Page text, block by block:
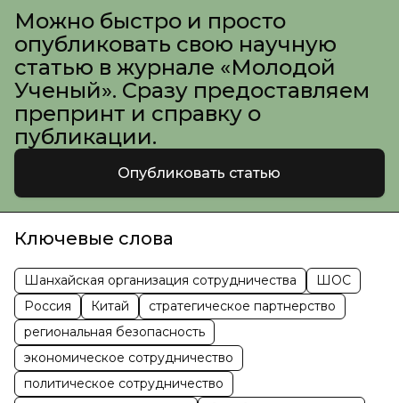
Можно быстро и просто
опубликовать свою научную
статью в журнале «Молодой
Ученый». Сразу предоставляем
препринт и справку о
публикации.
Опубликовать статью
Ключевые слова
Шанхайская организация сотрудничества
ШОС
Россия
Китай
стратегическое партнерство
региональная безопасность
экономическое сотрудничество
политическое сотрудничество